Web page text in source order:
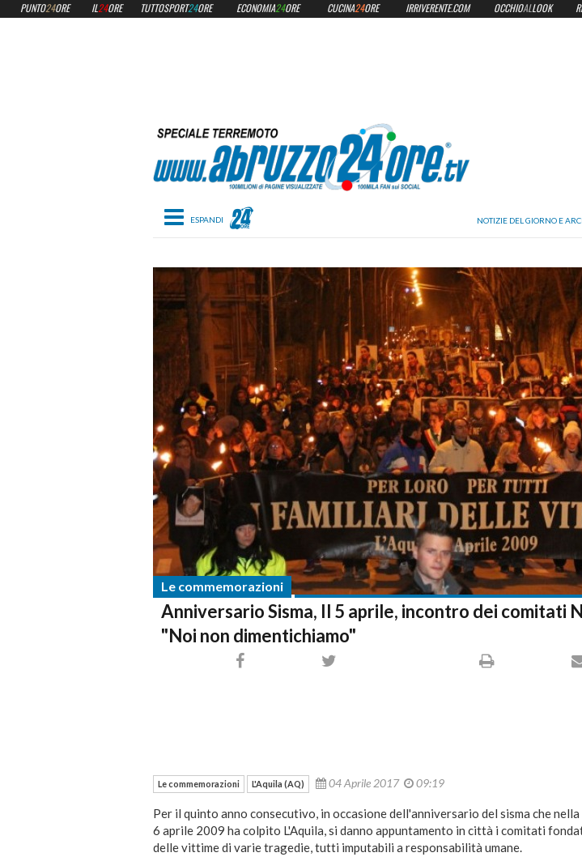
Toggle navigation
Le commemorazioni
Anniversario Sisma, Il 5 aprile, incontro dei comitati
"Noi non dimentichiamo"
Le commemorazioni L'Aquila (AQ) 04 Aprile 2017 09:19
Per il quinto anno consecutivo, in occasione dell'anniversario del sisma che
6 aprile 2009 ha colpito L'Aquila, si danno appuntamento in città i comitati
delle vittime di varie tragedie, tutti imputabili a responsabilità umane.
PUNTO24ORE IL24ORE TUTTOSPORT24ORE ECONOMIA24ORE CUCINA24ORE IRRIVERENTE.COM OCCHIOALLOOK